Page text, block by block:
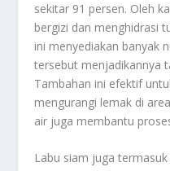
sekitar 91 persen. Oleh
bergizi dan menghidrasi
ini menyediakan banyak
tersebut menjadikannya
Tambahan ini efektif
mengurangi lemak di
air juga membantu
Labu siam juga